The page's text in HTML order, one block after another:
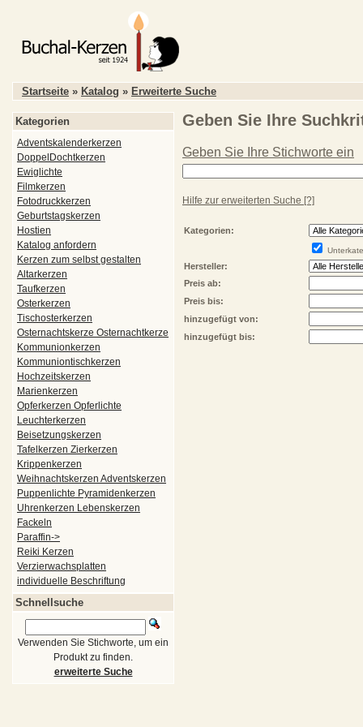
Startseite » Katalog » Erweiterte Suche
Geben Sie Ihre
Geben Sie Ihre Stichworte ein
Hilfe zur erweiterten Suche [?]
Kategorien:
Hersteller:
Preis ab:
Preis bis:
hinzugefügt von:
hinzugefügt bis:
Kategorien
Adventskalenderkerzen
DoppelDochtkerzen
Ewiglichte
Filmkerzen
Fotodruckkerzen
Geburtstagskerzen
Hostien
Katalog anfordern
Kerzen zum selbst gestalten
Altarkerzen
Taufkerzen
Osterkerzen
Tischosterkerzen
Osternachtskerze Osternachtkerze
Kommunionkerzen
Kommuniontischkerzen
Hochzeitskerzen
Marienkerzen
Opferkerzen Opferlichte
Leuchterkerzen
Beisetzungskerzen
Tafelkerzen Zierkerzen
Krippenkerzen
Weihnachtskerzen Adventskerzen
Puppenlichte Pyramidenkerzen
Uhrenkerzen Lebenskerzen
Fackeln
Paraffin->
Reiki Kerzen
Verzierwachsplatten
individuelle Beschriftung
Schnellsuche
Verwenden Sie Stichworte, um ein
Produkt zu finden.
erweiterte Suche